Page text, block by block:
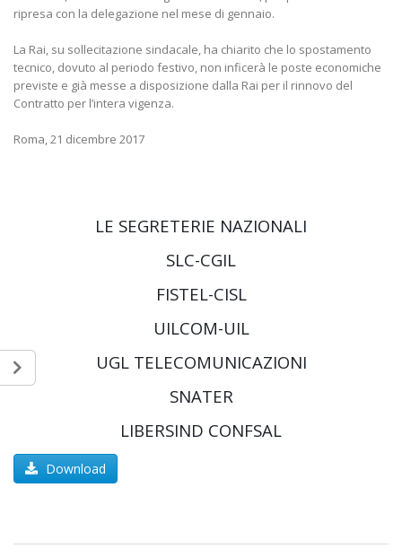
ripresa con la delegazione nel mese di gennaio.
La Rai, su sollecitazione sindacale, ha chiarito che lo spostamento
tecnico, dovuto al periodo festivo, non inficerà le poste economiche
previste e già messe a disposizione dalla Rai per il rinnovo del
Contratto per l’intera vigenza.
Roma, 21 dicembre 2017
LE SEGRETERIE NAZIONALI
SLC-CGIL
FISTEL-CISL
UILCOM-UIL
UGL TELECOMUNICAZIONI
SNATER
LIBERSIND CONFSAL
Download